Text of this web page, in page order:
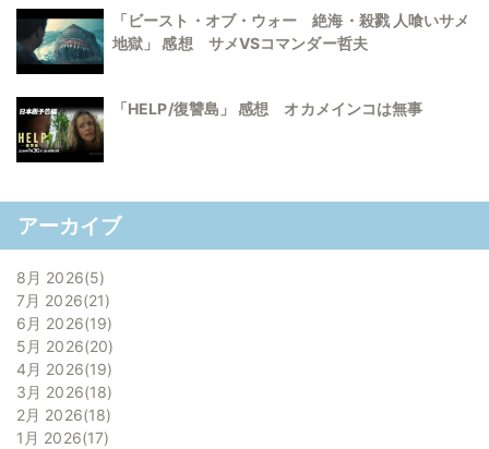
「ビースト・オブ・ウォー 絶海・殺戮 人喰いサメ
地獄」 感想 サメVSコマンダー哲夫
「HELP/復讐島」 感想 オカメインコは無事
アーカイブ
8月 2026 5
7月 2026 21
6月 2026 19
5月 2026 20
4月 2026 19
3月 2026 18
2月 2026 18
1月 2026 17